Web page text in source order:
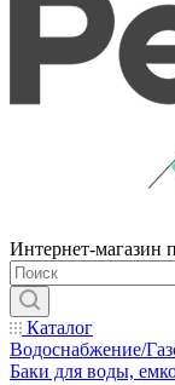
Интернет-магазин
Каталог
Водоснабжение/
Баки для воды,